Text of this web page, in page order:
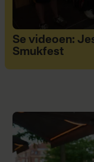
Se videoen:
Smukfest